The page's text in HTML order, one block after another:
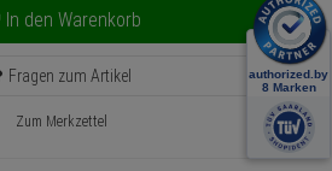
In den Warenkorb
Fragen zum Artikel
Zum Merkzettel